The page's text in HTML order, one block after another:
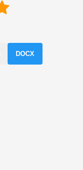
DOCX